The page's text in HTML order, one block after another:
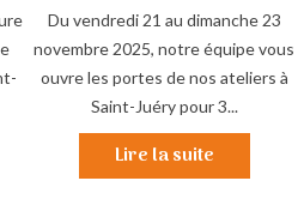
Du vendredi 21 au dimanche 23
novembre 2025, notre équipe vous
ouvre les portes de nos ateliers à
Saint-Juéry pour 3...
Lire la suite